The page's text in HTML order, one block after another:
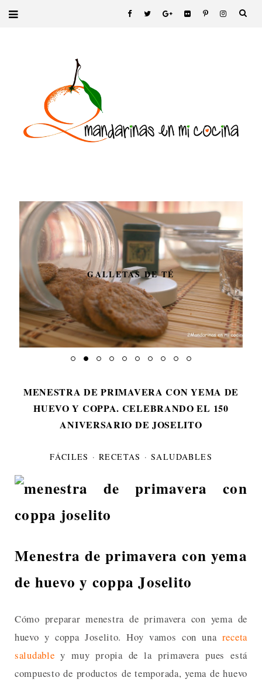
GALLETAS DE TÉ
MENESTRA DE PRIMAVERA CON YEMA DE
HUEVO Y COPPA. CELEBRANDO EL 150
ANIVERSARIO DE JOSELITO
FÁCILES · RECETAS · SALUDABLES
Menestra de primavera con yema
de huevo y coppa Joselito
Cómo preparar menestra de primavera con yema de
huevo y coppa Joselito. Hoy vamos con una receta
saludable y muy propia de la primavera pues está
compuesto de productos de temporada, yema de huevo